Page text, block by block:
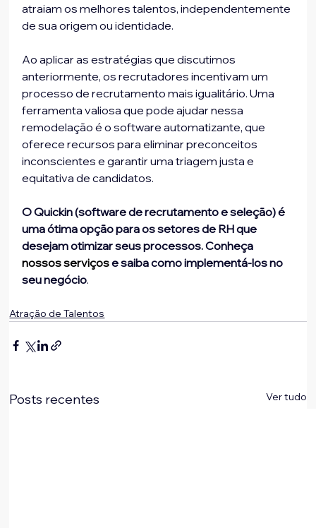
atraiam os melhores talentos, independentemente
de sua origem ou identidade.
Ao aplicar as estratégias que discutimos
anteriormente, os recrutadores incentivam um
processo de recrutamento mais igualitário. Uma
ferramenta valiosa que pode ajudar nessa
remodelação é o software automatizante, que
oferece recursos para eliminar preconceitos
inconscientes e garantir uma triagem justa e
equitativa de candidatos.
O Quickin (software de recrutamento e seleção) é
uma ótima opção para os setores de RH que
desejam otimizar seus processos. Conheça
nossos serviços e saiba como implementá-los no
seu negócio.
Atração de Talentos
Posts recentes Ver tudo